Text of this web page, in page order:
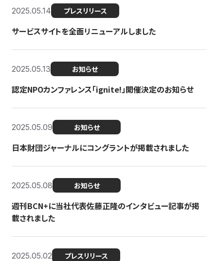
2025.05.14 プレスリリース
サービスサイトを全面リニューアルしました
2025.05.13 お知らせ
認定NPOカンファレンス「ignite!」開催決定のお知らせ
2025.05.09 お知らせ
日本財団ジャーナルにコングラントが掲載されました
2025.05.08 お知らせ
週刊BCN+に当社代表佐藤正隆のインタビュー記事が掲
載されました
2025.05.02 プレスリリース